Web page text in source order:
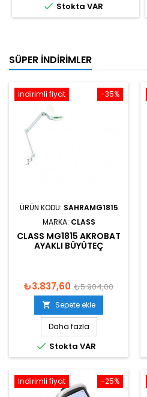
 Stokta VAR
SÜPER İNDIRIMLER
-35%
İndirimli fiyat
ÜRÜN KODU: SAHRAMG1815
MARKA: CLASS
CLASS MG1815 AKROBAT
AYAKLI BÜYÜTEÇ
₺3.837,60 ₺5.904,00
 Sepete ekle
Daha fazla
 Stokta VAR
-25%
İndirimli fiyat